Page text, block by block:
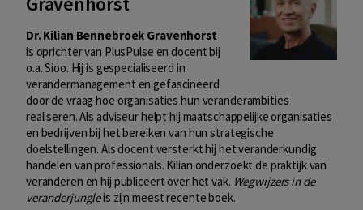
Dr. Kilian Bennebroek Gravenhorst
is oprichter van PlusPulse en docent bij
o.a. Sioo. Hij is gespecialiseerd in
verandermanagement en gefascineerd
door de vraag hoe organisaties hun veranderambities
realiseren. Als adviseur helpt hij maatschappelijke organisaties
en bedrijven bij het bereiken van hun strategische
doelstellingen. Als docent versterkt hij het veranderkundig
handelen van professionals. Kilian onderzoekt de praktijk van
veranderen en hij publiceert over het vak. Wegwijzers in de
veranderjungleis zijn meest recente boek.